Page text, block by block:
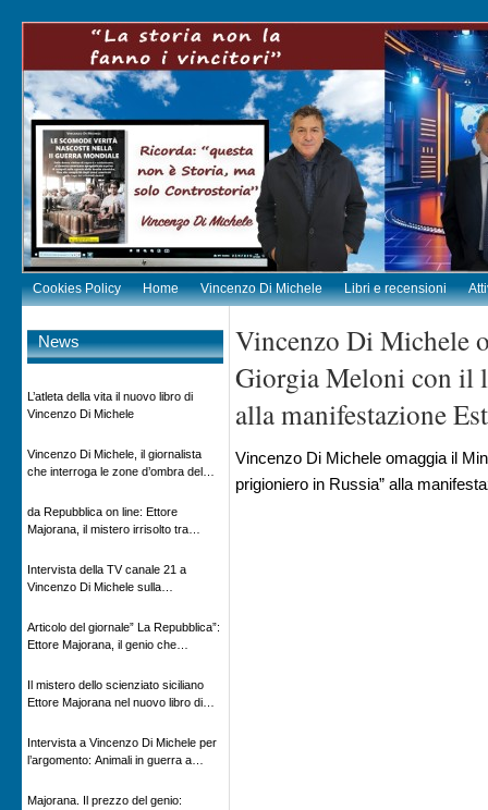
Cookies Policy Home Vincenzo Di Michele Libri e recensioni
News
L’atleta della vita il nuovo libro di
Vincenzo Di Michele
Vincenzo Di Michele, il giornalista
che interroga le zone d’ombra del
da Repubblica on line: Ettore
Majorana, il mistero irrisolto tra
Intervista della TV canale 21 a
Vincenzo Di Michele sulla
Articolo del giornale” La Repubblica”:
Ettore Majorana, il genio che
Il mistero dello scienziato siciliano
Ettore Majorana nel nuovo libro di
Adnkronos
Intervista a Vincenzo Di Michele per
l’argomento: Animali in guerra a
in onda su Espansione TV
Majorana. Il prezzo del genio:
Vincenzo Di Michele
Giorgia Meloni con il
alla manifestazione
Vincenzo Di Michele omaggia il
prigioniero in Russia” alla